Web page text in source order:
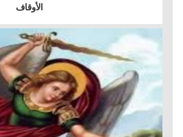
الأوقاف